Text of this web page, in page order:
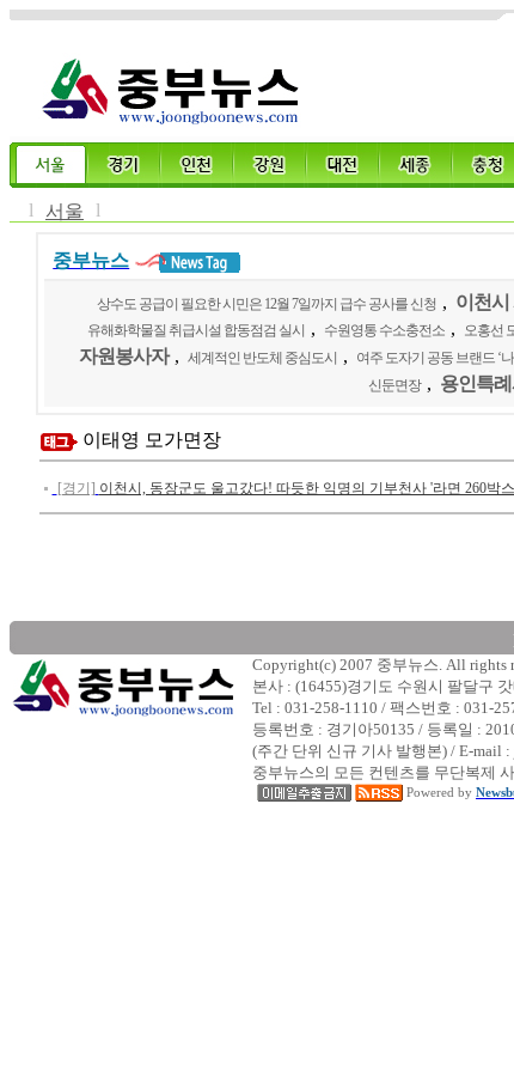
l 서울 l
중부뉴스
상수도 공급이 필요한 시민은 12월 7일까지 급수 공사를 신청 , 이천시
유해화학물질 취급시설 합동점검 실시
, 수원영통 수소충전소 , 오홍선
자원봉사자 , 세계적인 반도체 중심도시 , 여주 도자기 공동 브랜드 ‘
신둔면장 , 용인특
이태영 모가면장
[경기] 이천시, 동장군도 울고갔다! 따듯한 익명의 기부천사 '라면 260박
Copyright(c) 2007 중부뉴스. All rights
본사 : (16455)경기도 수원시 팔달구
Tel : 031-258-1110 / 팩스번호 : 031-
등록번호 : 경기아50135 / 등록일 :
(주간 단위 신규 기사 발행본) / E-mail :
중부뉴스의 모든 컨텐츠를 무단복제
Powered by